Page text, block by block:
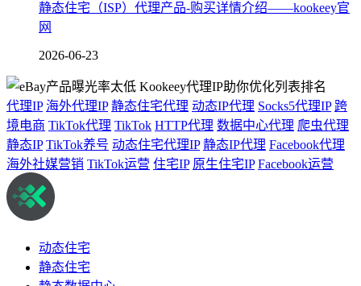
静态住宅（ISP）代理产品-购买详情介绍——kookeey官
网
2026-06-23
代理IP 海外代理IP 静态住宅代理 动态IP代理 Socks5代理IP 跨
境电商 TikTok代理 TikTok HTTP代理 数据中心代理 爬虫代理
静态IP TikTok养号 动态住宅代理IP 静态IP代理 Facebook代理
海外社媒营销 TikTok运营 住宅IP 原生住宅IP Facebook运营
动态住宅
静态住宅